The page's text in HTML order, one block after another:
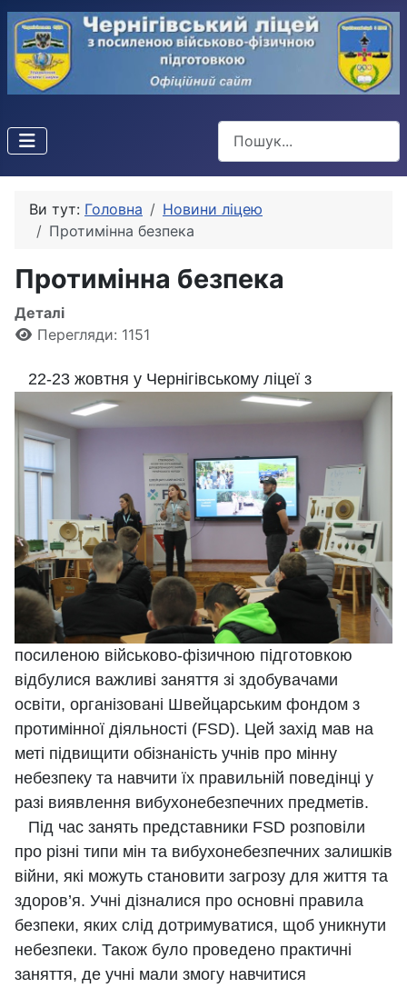
Пошук
Ви тут: Головна
Новини ліцею
Протимінна безпека
Протимінна безпека
Деталі
Перегляди: 1151
22-23 жовтня у Чернігівському ліцеї з
посиленою військово-фізичною підготовкою
відбулися важливі заняття зі здобувачами
освіти, організовані Швейцарським фондом з
протимінної діяльності (FSD). Цей захід мав на
меті підвищити обізнаність учнів про мінну
небезпеку та навчити їх правильній поведінці у
разі виявлення вибухонебезпечних предметів.
Під час занять представники FSD розповіли
про різні типи мін та вибухонебезпечних залишків
війни, які можуть становити загрозу для життя та
здоров’я. Учні дізналися про основні правила
безпеки, яких слід дотримуватися, щоб уникнути
небезпеки. Також було проведено практичні
заняття, де учні мали змогу навчитися